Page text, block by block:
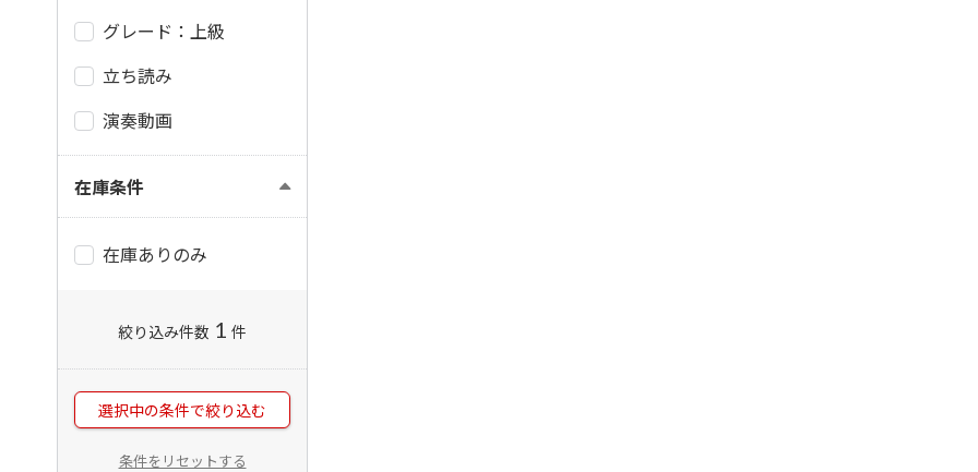
グレード：上級
立ち読み
演奏動画
在庫条件
在庫ありのみ
絞り込み件数 1 件
選択中の条件で絞り込む
条件をリセットする